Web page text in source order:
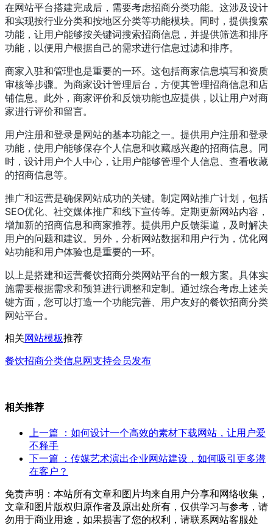
在网站平台搭建完成后，需要考虑招商分类功能。这涉及设计
和实现按行业分类和按地区分类等功能模块。同时，提供搜索
功能，让用户能够按关键词搜索招商信息，并提供筛选和排序
功能，以便用户根据自己的需求进行信息过滤和排序。
商家入驻和管理也是重要的一环。这包括商家信息填写和资质
审核等步骤。为商家设计管理后台，方便其管理招商信息和店
铺信息。此外，商家评价和反馈功能也应提供，以让用户对商
家进行评价和留言。
用户注册和登录是网站的基本功能之一。提供用户注册和登录
功能，使用户能够保存个人信息和收藏感兴趣的招商信息。同
时，设计用户个人中心，让用户能够管理个人信息、查看收藏
的招商信息等。
推广和运营是确保网站成功的关键。制定网站推广计划，包括
SEO优化、社交媒体推广和线下宣传等。定期更新网站内容，
增加新的招商信息和商家推荐。提供用户反馈渠道，及时解决
用户的问题和建议。另外，分析网站数据和用户行为，优化网
站功能和用户体验也是重要的一环。
以上是搭建和运营餐饮招商分类网站平台的一般方案。具体实
施需要根据需求和预算进行调整和定制。通过综合考虑上述关
键方面，您可以打造一个功能完善、用户友好的餐饮招商分类
网站平台。
相关网站模板推荐
餐饮招商分类信息网支持会员发布
相关推荐
上一篇
：如何设计一个高效的素材下载网站，让用户爱
不释手
下一篇
：传媒艺术演出企业网站建设，如何吸引更多潜
在客户？
免责声明：本站所有文章和图片均来自用户分享和网络收集，
文章和图片版权归原作者及原出处所有，仅供学习与参考，请
勿用于商业用途，如果损害了您的权利，请联系网站客服处